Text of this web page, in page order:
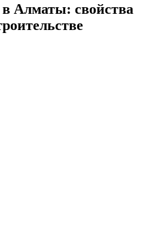
Алматы: свойства